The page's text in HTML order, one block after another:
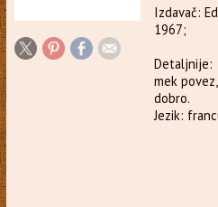
Izdavač:
1967;
Detaljnije:
mek
dobro.
Jezik: